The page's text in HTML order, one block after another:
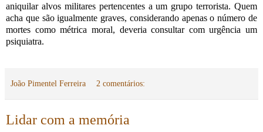
aniquilar alvos militares pertencentes a um grupo terrorista. Quem
acha que são igualmente graves, considerando apenas o número de
mortes como métrica moral, deveria consultar com urgência um
psiquiatra.
João Pimentel Ferreira 2 comentários:
Lidar com a memória